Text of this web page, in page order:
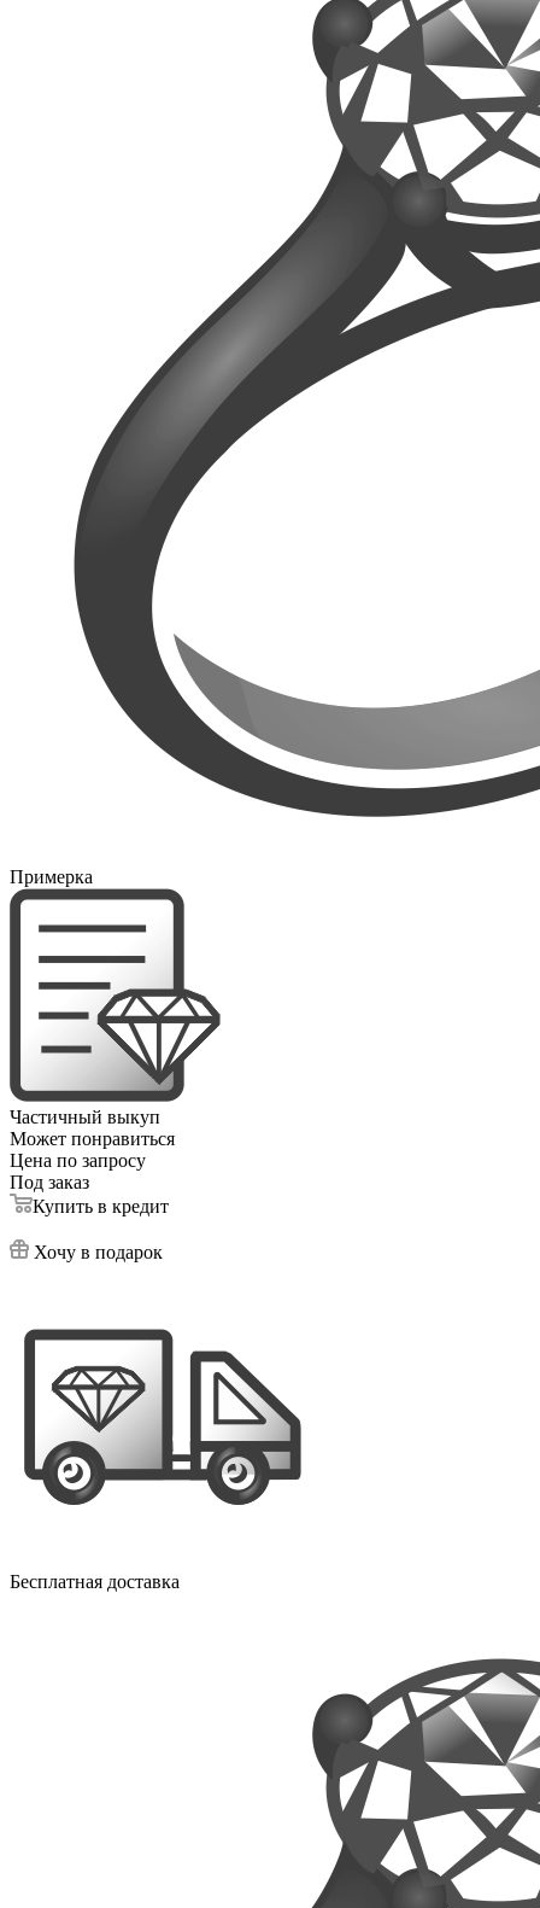
Примерка
Частичный выкуп
Может понравиться
Цена по запросу
Под заказ
Купить в кредит
Хочу в подарок
Бесплатная доставка